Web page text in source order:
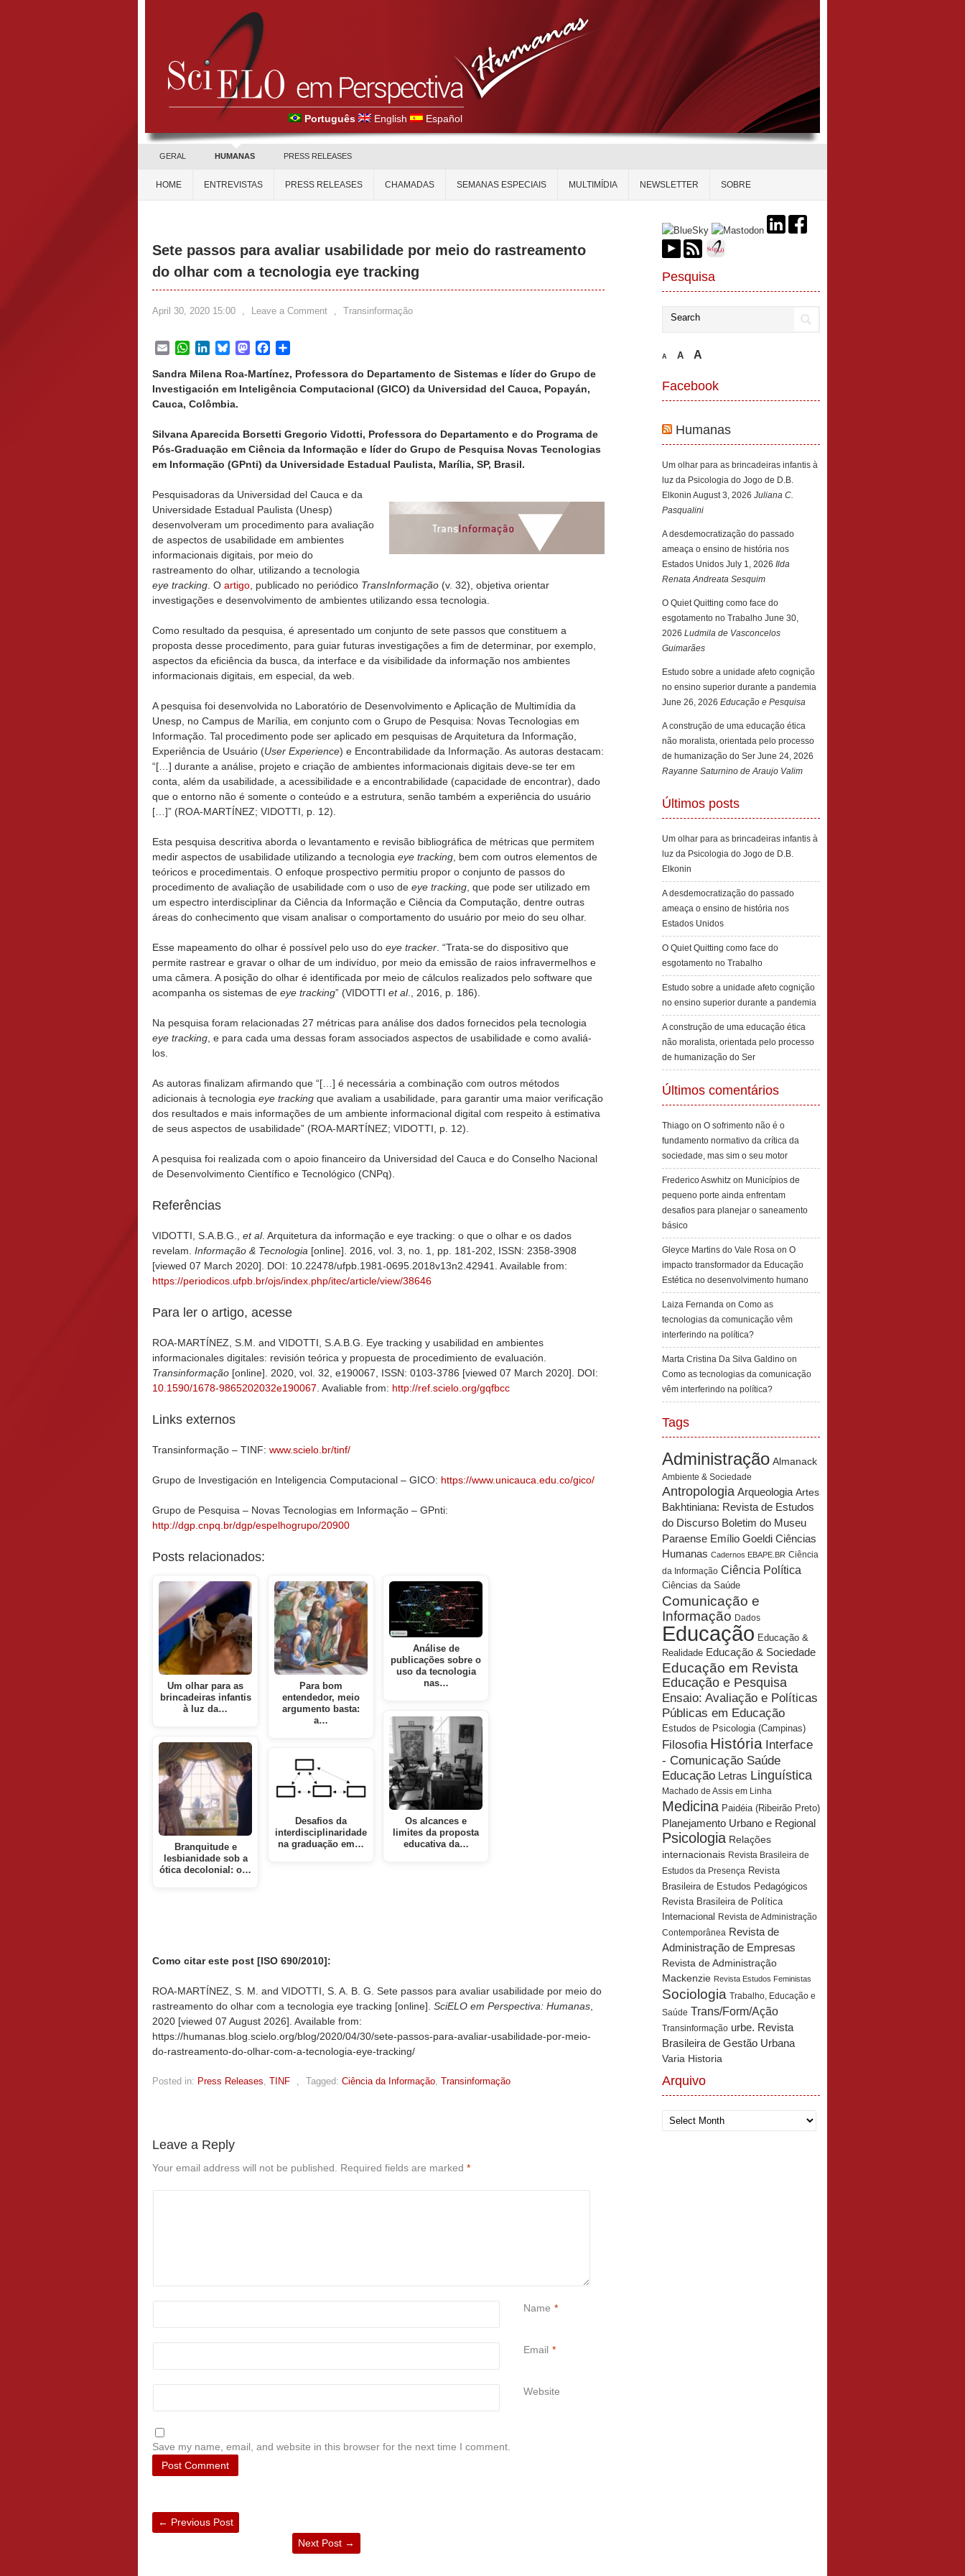
Português English Español
GERAL HUMANAS PRESS RELEASES
HOME ENTREVISTAS PRESS RELEASES CHAMADAS SEMANAS ESPECIAIS MULTIMÍDIA NEWSLETTER SOBRE
Sete passos para avaliar usabilidade por meio do rastreamento
do olhar com a tecnologia eye tracking
April 30, 2020 15:00 , Leave a Comment , Transinformação
EmailWhatsApp
LinkedInBlueskyMastodonFacebook
Sandra Milena Roa-Martínez, Professora do Departamento de Sistemas e líder do Grupo de
Investigación em Inteligência Computacional (GICO) da Universidad del Cauca, Popayán,
Cauca, Colômbia.
Silvana Aparecida Borsetti Gregorio Vidotti, Professora do Departamento e do Programa de
Pós-Graduação em Ciência da Informação e líder do Grupo de Pesquisa Novas Tecnologias
em Informação (GPnti) da Universidade Estadual Paulista, Marília, SP, Brasil.
Pesquisadoras da Universidad del Cauca e da
Universidade Estadual Paulista (Unesp)
desenvolveram um procedimento para avaliação
de aspectos de usabilidade em ambientes
informacionais digitais, por meio do
rastreamento do olhar, utilizando a tecnologia
eye tracking . O artigo , publicado no periódico TransInformação (v. 32), objetiva orientar
investigações e desenvolvimento de ambientes utilizando essa tecnologia.
Como resultado da pesquisa, é apresentado um conjunto de sete passos que constituem a
proposta desse procedimento, para guiar futuras investigações a fim de determinar, por exemplo,
aspectos da eficiência da busca, da interface e da visibilidade da informação nos ambientes
informacionais digitais, em especial, da web.
A pesquisa foi desenvolvida no Laboratório de Desenvolvimento e Aplicação de Multimídia da
Unesp, no Campus de Marília, em conjunto com o Grupo de Pesquisa: Novas Tecnologias em
Informação. Tal procedimento pode ser aplicado em pesquisas de Arquitetura da Informação,
Experiência de Usuário (User Experience) e Encontrabilidade da Informação. As autoras destacam:
“[…] durante a análise, projeto e criação de ambientes informacionais digitais deve-se ter em
conta, além da usabilidade, a acessibilidade e a encontrabilidade (capacidade de encontrar), dado
que o entorno não é somente o conteúdo e a estrutura, senão também a experiência do usuário
[…]” (ROA-MARTÍNEZ; VIDOTTI, p. 12).
Esta pesquisa descritiva aborda o levantamento e revisão bibliográfica de métricas que permitem
medir aspectos de usabilidade utilizando a tecnologia eye tracking , bem com outros elementos de
teóricos e procedimentais. O enfoque prospectivo permitiu propor o conjunto de passos do
procedimento de avaliação de usabilidade com o uso de eye tracking , que pode ser utilizado em
um espectro interdisciplinar da Ciência da Informação e Ciência da Computação, dentre outras
áreas do conhecimento que visam analisar o comportamento do usuário por meio do seu olhar.
Esse mapeamento do olhar é possível pelo uso do eye tracker . “Trata-se do dispositivo que
permite rastrear e gravar o olhar de um indivíduo, por meio da emissão de raios infravermelhos e
uma câmera. A posição do olhar é identificada por meio de cálculos realizados pelo software que
acompanha os sistemas de eye tracking” (VIDOTTI et al., 2016, p. 186).
Na pesquisa foram relacionadas 27 métricas para análise dos dados fornecidos pela tecnologia
eye tracking , e para cada uma dessas foram associados aspectos de usabilidade e como avaliá-
los.
As autoras finalizam afirmando que “[…] é necessária a combinação com outros métodos
adicionais à tecnologia eye tracking que avaliam a usabilidade, para garantir uma maior verificação
dos resultados e mais informações de um ambiente informacional digital com respeito à estimativa
de seus aspectos de usabilidade” (ROA-MARTÍNEZ; VIDOTTI, p. 12).
A pesquisa foi realizada com o apoio financeiro da Universidad del Cauca e do Conselho Nacional
de Desenvolvimento Científico e Tecnológico (CNPq).
Referências
VIDOTTI, S.A.B.G., et al. Arquitetura da informação e eye tracking: o que o olhar e os dados
revelam. Informação & Tecnologia [online]. 2016, vol. 3, no. 1, pp. 181-202, ISSN: 2358-3908
[viewed 07 March 2020]. DOI: 10.22478/ufpb.1981-0695.2018v13n2.42941. Available from:
https://periodicos.ufpb.br/ojs/index.php/itec/article/view/38646
Para ler o artigo, acesse
ROA-MARTÍNEZ, S.M. and VIDOTTI, S.A.B.G. Eye tracking y usabilidad en ambientes
informacionales digitales: revisión teórica y propuesta de procedimiento de evaluación.
Transinformação [online]. 2020, vol. 32, e190067, ISSN: 0103-3786 [viewed 07 March 2020]. DOI:
10.1590/1678-9865202032e190067 . Avaliable from: http://ref.scielo.org/gqfbcc
Links externos
Transinformação – TINF: www.scielo.br/tinf/
Grupo de Investigación en Inteligencia Computacional – GICO: https://www.unicauca.edu.co/gico/
Grupo de Pesquisa – Novas Tecnologias em Informação – GPnti:
http://dgp.cnpq.br/dgp/espelhogrupo/20900
Posts relacionados:
Um olhar para as
brincadeiras infantis
à luz da…
Branquitude e
lesbianidade sob a
ótica decolonial: o…
Para bom
entendedor, meio
argumento basta:
a…
Desafios da
interdisciplinaridade
na graduação em…
Análise de
publicações sobre o
uso da tecnologia
nas…
Os alcances e
limites da proposta
educativa da…
Como citar este post [ISO 690/2010]:
ROA-MARTÍNEZ, S. M. and VIDOTTI, S. A. B. G. Sete passos para avaliar usabilidade por meio do
rastreamento do olhar com a tecnologia eye tracking [online]. SciELO em Perspectiva: Humanas
2020 [viewed 07 August 2026]. Available from:
https://humanas.blog.scielo.org/blog/2020/04/30/sete-passos-para-avaliar-usabilidade-por-meio-
do-rastreamento-do-olhar-com-a-tecnologia-eye-tracking/
Posted in: Press Releases TINF Tagged: Ciência da Informação Transinformação
Leave a Reply
Your email address will not be published. Required fields are marked *
Name *
Email *
Website
Save my name, email, and website in this browser for the next time I comment.
← Previous Post
Next Post →
Pesquisa
A A A
Facebook
Humanas
Um olhar para as brincadeiras infantis à
luz da Psicologia do Jogo de D.B.
Elkonin August 3, 2026 Juliana C.
Pasqualini
A desdemocratização do passado
ameaça o ensino de história nos
Estados Unidos July 1, 2026 Ilda
Renata Andreata Sesquim
O Quiet Quitting como face do
esgotamento no Trabalho June 30,
2026 Ludmila de Vasconcelos
Guimarães
Estudo sobre a unidade afeto cognição
no ensino superior durante a pandemia
June 26, 2026 Educação e Pesquisa
A construção de uma educação ética
não moralista, orientada pelo processo
de humanização do Ser June 24, 2026
Rayanne Saturnino de Araujo Valim
Últimos posts
Um olhar para as brincadeiras infantis à
luz da Psicologia do Jogo de D.B.
Elkonin
A desdemocratização do passado
ameaça o ensino de história nos
Estados Unidos
O Quiet Quitting como face do
esgotamento no Trabalho
Estudo sobre a unidade afeto cognição
no ensino superior durante a pandemia
A construção de uma educação ética
não moralista, orientada pelo processo
de humanização do Ser
Últimos comentários
Thiago on O sofrimento não é o
fundamento normativo da crítica da
sociedade, mas sim o seu motor
Frederico Aswhitz on Municípios de
pequeno porte ainda enfrentam
desafios para planejar o saneamento
básico
Gleyce Martins do Vale Rosa on O
impacto transformador da Educação
Estética no desenvolvimento humano
Laiza Fernanda on Como as
tecnologias da comunicação vêm
interferindo na política?
Marta Cristina Da Silva Galdino on
Como as tecnologias da comunicação
vêm interferindo na política?
Tags
Administração Almanack
Ambiente & Sociedade
Antropologia Arqueologia Artes
Bakhtiniana: Revista de Estudos
do Discurso Boletim do Museu
Paraense Emílio Goeldi Ciências
Humanas Cadernos EBAPE.BR Ciência
da Informação Ciência Política
Ciências da Saúde
Comunicação e
Informação Dados
Educação Educação &
Realidade Educação & Sociedade
Educação em Revista
Educação e Pesquisa
Ensaio: Avaliação e Políticas
Públicas em Educação
Estudos de Psicologia (Campinas)
Filosofia História Interface
- Comunicação Saúde
Educação Letras Linguística
Machado de Assis em Linha
Medicina Paidéia (Ribeirão Preto)
Planejamento Urbano e Regional
Psicologia Relações
internacionais Revista Brasileira de
Estudos da Presença Revista
Brasileira de Estudos Pedagógicos
Revista Brasileira de Política
Internacional Revista de Administração
Contemporânea Revista de
Administração de Empresas
Revista de Administração
Mackenzie Revista Estudos Feministas
Sociologia Trabalho, Educação e
Saúde Trans/Form/Ação
Transinformação urbe. Revista
Brasileira de Gestão Urbana
Varia Historia
Arquivo
Arquivo